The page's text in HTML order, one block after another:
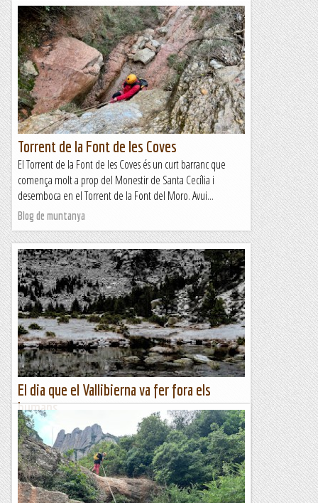
Torrent de la Font de les Coves
El Torrent de la Font de les Coves és un curt barranc que
comença molt a prop del Monestir de Santa Cecília i
desemboca en el Torrent de la Font del Moro. Avui...
Blog de muntanya
El dia que el Vallibierna va fer fora els
humans
La nevada ha esta discreta però implacable. De les que
treballen en silenci, amb una eficàcia admirable, amb la
mala intenció d’emblanquir el món com qui passa un drap
per...
A un tir de pedra